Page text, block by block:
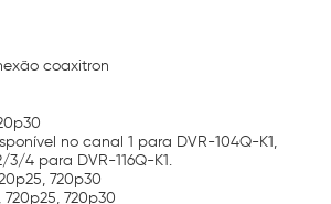
coaxitron
no canal 1 para DVR-104Q-K1,
4 para DVR-116Q-K1.
720p30
720p30